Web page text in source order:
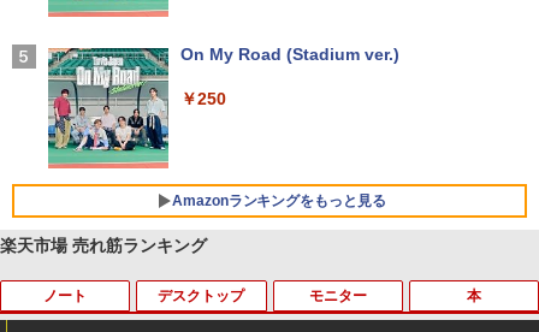
￥1,964
リング ANC 36時間再生
￥3,480
On My Road (Stadium ver.)
￥250
Amazonランキングをもっと見る
【Amazon.co.jp限定】 い・ろ・は・す 2L P
ET ラベルレス ×8本
薬屋のひとりごと 17巻 (デジタル版ビッグガ
ンガンコミックス)
楽天市場 売れ筋ランキング
ノート デスクトップ モニター 本